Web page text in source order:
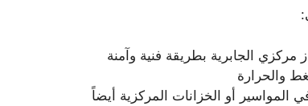
الجابرية بطريقة فنية وآمنة
والحرارة
أو الخزانات المركزية أيضاً